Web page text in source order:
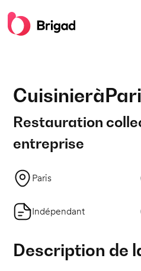
Cuisinierà
Restauration
entreprise
Paris
Indépendant
Description de